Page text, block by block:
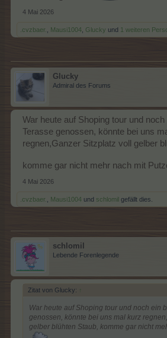
4 Mai 2026
.cvzbaer. Mausi1004 Glucky und 1 weiteren
Glucky
Admiral des Forums
War heute auf Shoping tour und
Terasse genossen, könnte bei uns
regnen,Ganzer Sitzplatz voll gelber
komme gar nicht mehr nach mit
4 Mai 2026
.cvzbaer. Mausi1004 und schlomil gefällt dies.
schlomil
Lebende Forenlegende
Zitat von Glucky: ↑
War heute auf Shoping tour und noch ein
genossen, könnte bei uns mal kurz
gelber blühten Staub, komme gar nicht